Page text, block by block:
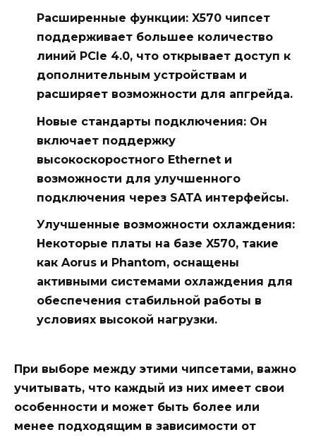
Расширенные функции: X570 чипсет
поддерживает большее количество
линий PCIe 4.0, что открывает доступ к
дополнительным устройствам и
расширяет возможности для апгрейда.
Новые стандарты подключения: Он
включает поддержку
высокоскоростного Ethernet и
возможности для улучшенного
подключения через SATA интерфейсы.
Улучшенные возможности охлаждения:
Некоторые платы на базе X570, такие
как Aorus и Phantom, оснащены
активными системами охлаждения для
обеспечения стабильной работы в
условиях высокой нагрузки.
При выборе между этими чипсетами, важно
учитывать, что каждый из них имеет свои
особенности и может быть более или
менее подходящим в зависимости от